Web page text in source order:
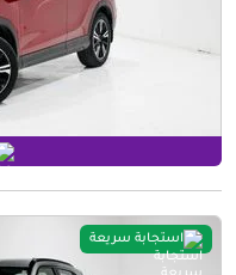
استجابة سريعة